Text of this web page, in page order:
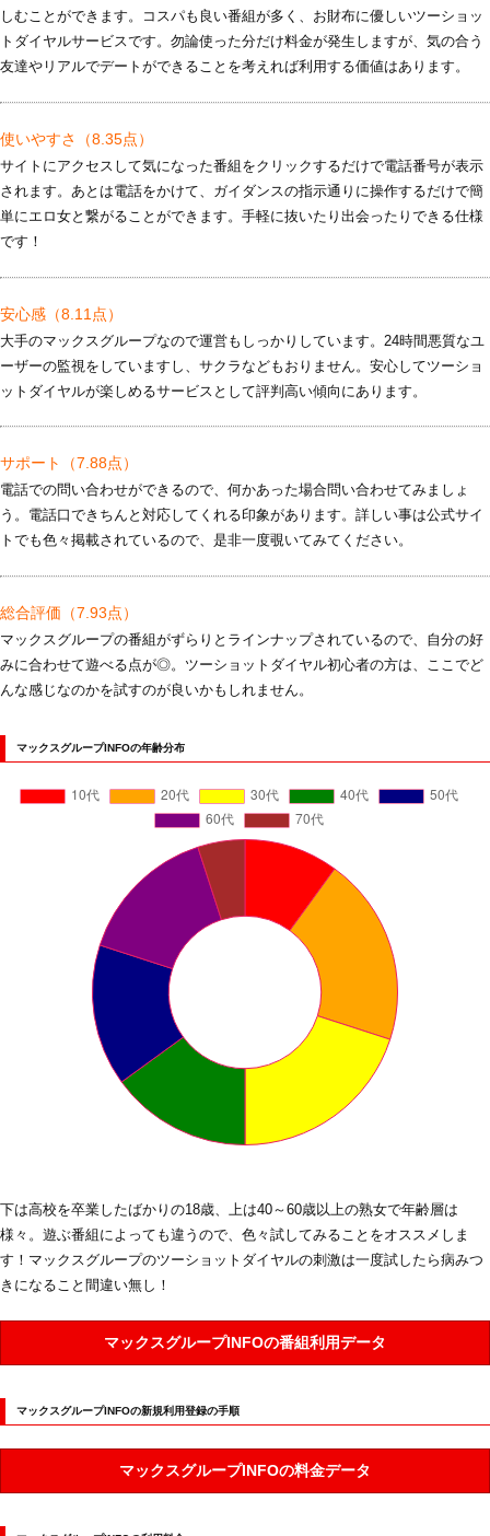
しむことができます。コスパも良い番組が多く、お財布に優しいツーショッ
トダイヤルサービスです。勿論使った分だけ料金が発生しますが、気の合う
友達やリアルでデートができることを考えれば利用する価値はあります。
使いやすさ （8.35点）
サイトにアクセスして気になった番組をクリックするだけで電話番号が表示
されます。あとは電話をかけて、ガイダンスの指示通りに操作するだけで簡
単にエロ女と繋がることができます。手軽に抜いたり出会ったりできる仕様
です！
安心感 （8.11点）
大手のマックスグループなので運営もしっかりしています。24時間悪質なユ
ーザーの監視をしていますし、サクラなどもおりません。安心してツーショ
ットダイヤルが楽しめるサービスとして評判高い傾向にあります。
サポート （7.88点）
電話での問い合わせができるので、何かあった場合問い合わせてみましょ
う。電話口できちんと対応してくれる印象があります。詳しい事は公式サイ
トでも色々掲載されているので、是非一度覗いてみてください。
総合評価 （7.93点）
マックスグループの番組がずらりとラインナップされているので、自分の好
みに合わせて遊べる点が◎。ツーショットダイヤル初心者の方は、ここでど
んな感じなのかを試すのが良いかもしれません。
マックスグループINFOの年齢分布
下は高校を卒業したばかりの18歳、上は40～60歳以上の熟女で年齢層は
様々。遊ぶ番組によっても違うので、色々試してみることをオススメしま
す！マックスグループのツーショットダイヤルの刺激は一度試したら病みつ
きになること間違い無し！
マックスグループINFOの番組利用データ
マックスグループINFOの新規利用登録の手順
マックスグループINFOの料金データ